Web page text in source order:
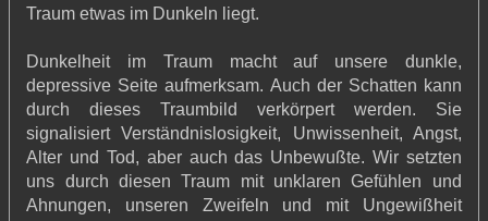
Traum etwas im Dunkeln liegt.
Dunkelheit im Traum macht auf unsere dunkle,
depressive Seite aufmerksam. Auch der Schatten kann
durch dieses Traumbild verkörpert werden. Sie
signalisiert Verständnislosigkeit, Unwissenheit, Angst,
Alter und Tod, aber auch das Unbewußte. Wir setzten
uns durch diesen Traum mit unklaren Gefühlen und
Ahnungen, unseren Zweifeln und mit Ungewißheit